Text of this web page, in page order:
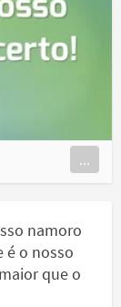
...
namoro
é o nosso
que o